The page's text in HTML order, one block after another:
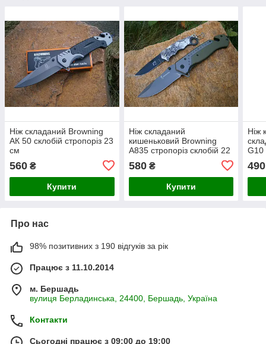
Ніж складаний Browning
АК 50 склобій стропоріз 23
см
560 ₴
Купити
Ніж складаний
кишеньковий Browning
A835 стропоріз склобій 22
складаний "Корсар" 15,5
см
580₴
Купити
Ніж
G10
490
Про нас
98% позитивних з 190 відгуків за рік
Працює з 11.10.2014
м. Бершадь
вулиця Берладинська, 24400, Бершадь, Україна
Контакти
Сьогодні працює з 09:00 до 19:00